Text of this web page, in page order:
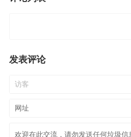
发表评论